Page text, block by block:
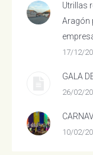
Utrillas
Aragón
17/12/
GALA
26/02/
10/02/